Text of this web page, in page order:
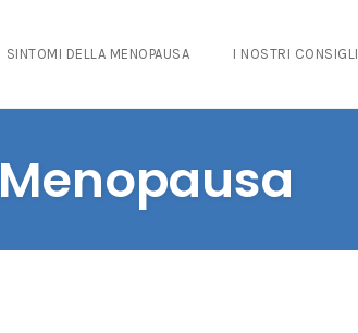
SINTOMI DELLA MENOPAUSA I NOSTRI CONSIGLI